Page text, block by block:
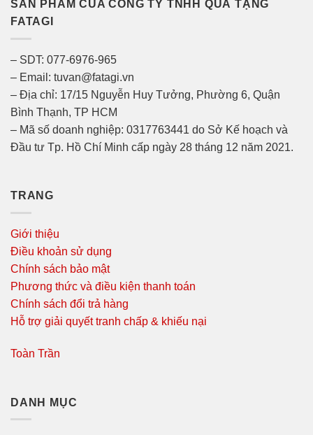
SẢN PHẨM CỦA CÔNG TY TNHH QUÀ TẶNG
FATAGI
– SDT: 077-6976-965
– Email: tuvan@fatagi.vn
– Địa chỉ: 17/15 Nguyễn Huy Tưởng, Phường 6, Quận
Bình Thạnh, TP HCM
– Mã số doanh nghiệp: 0317763441 do Sở Kế hoạch và
Đầu tư Tp. Hồ Chí Minh cấp ngày 28 tháng 12 năm 2021.
TRANG
Giới thiệu
Điều khoản sử dụng
Chính sách bảo mật
Phương thức và điều kiện thanh toán
Chính sách đổi trả hàng
Hỗ trợ giải quyết tranh chấp & khiếu nại
Toàn Trần
DANH MỤC